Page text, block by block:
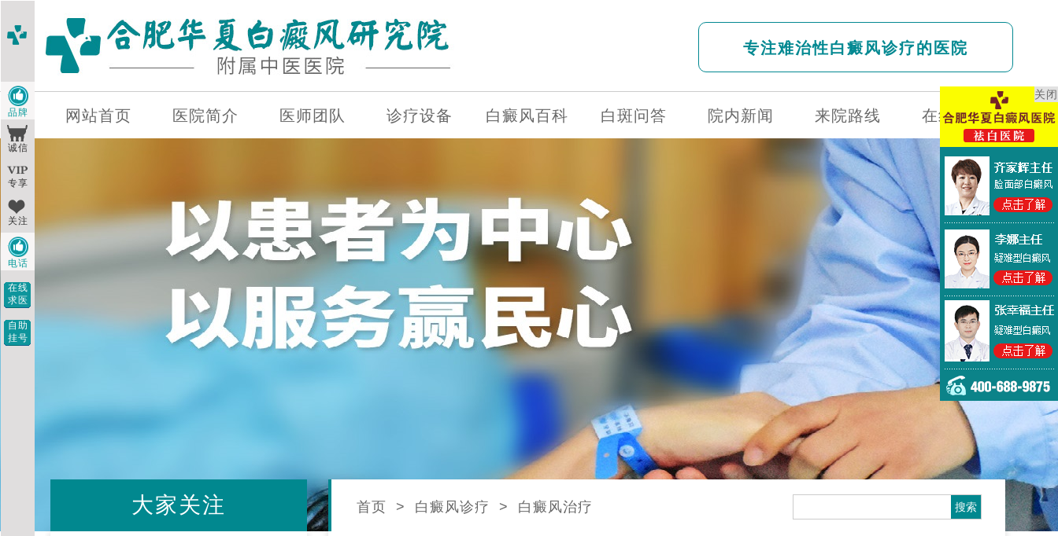
专注难治性白癜风诊疗的医院
网站首页 医院简介 医师团队 诊疗设备 白癜风百科 白斑问答 院内新闻 来院路线 在线问诊
大家关注 首页 > 白癜风诊疗 > 白癜风治疗
品牌
诚信
专享
关注
电话
在线
求医
自助
挂号
关闭